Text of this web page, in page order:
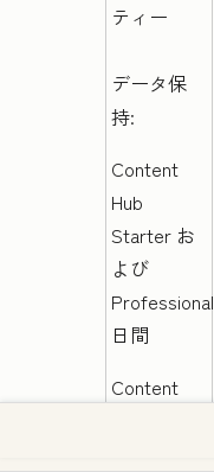
ティー
データ保
持:
Content
Hub
Starterお
よび
Professional
日間
Content